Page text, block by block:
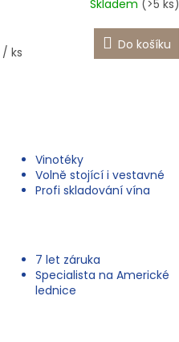
Skladem (>5 ks)
/ ks Do košíku
Vinotéky
Volně stojící i vestavné
Profi skladování vína
7 let záruka
Specialista na Americké
lednice